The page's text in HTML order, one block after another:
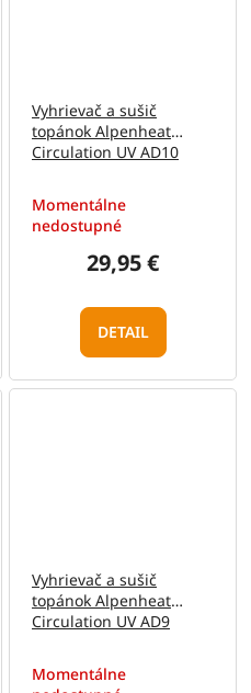
Vyhrievač a sušič
topánok Alpenheat
Circulation UV AD10
Momentálne
nedostupné
29,95 €
DETAIL
Vyhrievač a sušič
topánok Alpenheat
Circulation UV AD9
Momentálne